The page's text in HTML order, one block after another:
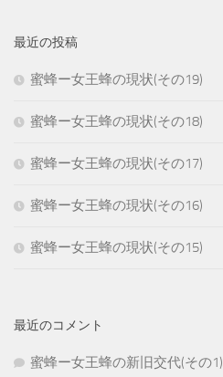
最近の投稿
蜜蜂ー女王蜂の現状(その19)
蜜蜂ー女王蜂の現状(その18)
蜜蜂ー女王蜂の現状(その17)
蜜蜂ー女王蜂の現状(その16)
蜜蜂ー女王蜂の現状(その15)
最近のコメント
蜜蜂ー女王蜂の新旧交代(その1)